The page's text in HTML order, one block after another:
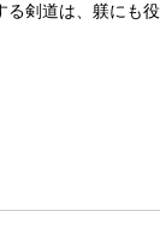
剣道は、躾にも